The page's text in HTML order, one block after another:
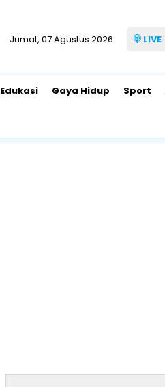
Jumat, 07 Agustus 2026 LIVE
Edukasi Gaya Hidup Sport